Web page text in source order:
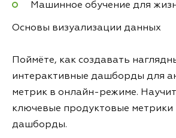
Машинное обучение для
Основы визуализации данных
Поймёте, как создавать
интерактивные дашборды для
метрик в онлайн-режиме.
ключевые продуктовые метрики
дашборды.